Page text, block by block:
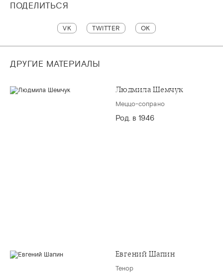
ПОДЕЛИТЬСЯ
VK TWITTER OK
ДРУГИЕ МАТЕРИАЛЫ
Людмила Шемчук
Меццо-сопрано
Род. в 1946
Евгений Шапин
Тенор